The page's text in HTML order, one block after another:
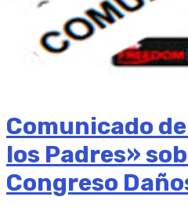
Comunicado
los Padres»
Congreso